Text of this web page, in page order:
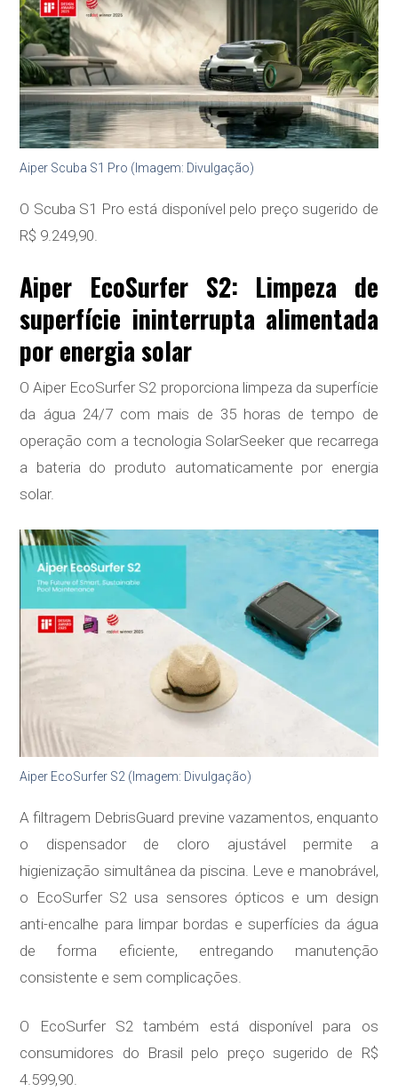
Aiper Scuba S1 Pro (Imagem: Divulgação)
O Scuba S1 Pro está disponível pelo preço sugerido de
R$ 9.249,90.
Aiper EcoSurfer S2: Limpeza de
superfície ininterrupta alimentada
por energia solar
O Aiper EcoSurfer S2 proporciona limpeza da superfície
da água 24/7 com mais de 35 horas de tempo de
operação com a tecnologia SolarSeeker que recarrega
a bateria do produto automaticamente por energia
solar.
Aiper EcoSurfer S2 (Imagem: Divulgação)
A filtragem DebrisGuard previne vazamentos, enquanto
o dispensador de cloro ajustável permite a
higienização simultânea da piscina. Leve e manobrável,
o EcoSurfer S2 usa sensores ópticos e um design
anti-encalhe para limpar bordas e superfícies da água
de forma eficiente, entregando manutenção
consistente e sem complicações.
O EcoSurfer S2 também está disponível para os
consumidores do Brasil pelo preço sugerido de R$
4.599,90.